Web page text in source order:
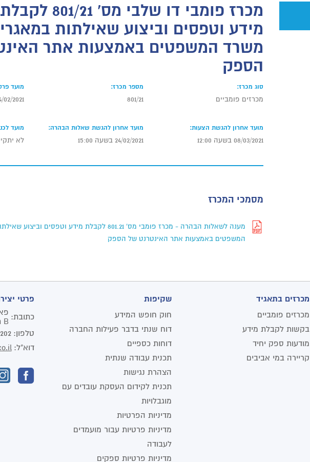
מכרז פומבי דו
מידע וטפסים וביצוע שאילתות
משרד המשפטים באמצעות אתר
הספק
סוג מכרז:
מכרזים פומביים
מספר מכרז:
801/21
מועד
02/2021
מועד אחרון להגשת הצעות:
08/03/2021 בשעה 12:00
מועד אחרון להגשת שאלות הבהרה:
24/02/2021 בשעה 15:00
מועד
לא
מסמכי המכרז
מענה לשאלות הבהרה - מכרז פומבי מס' 801.21 לקבלת מידע
המשפטים באמצעות אתר האינטרנט של הספק
מכרזים בתאגיד
מכרזים פומביים
בקשות לקבלת מידע
מודעות ספק יחיד
קריירה במי אביבים
שקיפות
חוק חופש המידע
דוח שנתי בדבר פעילות החברה
דוחות כספיים
תכנית עבודה שנתית
הצהרת נגישות
תכנית לקידום העסקת עובדים עם
מוגבלויות
מדיניות הפרטיות
מדיניות פרטיות עבור מועמדים
לעבודה
מדיניות פרטיות ספקים
פרטי
כתובת: B תל אביב יפו
טלפון:
דוא"ל: